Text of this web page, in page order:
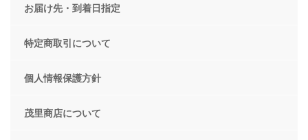
お届け先・到着日指定
特定商取引について
個人情報保護方針
茂里商店について